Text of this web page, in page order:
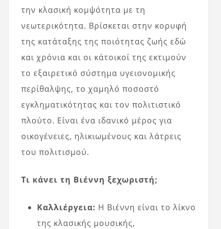
την κλασική κομψότητα με τη
νεωτερικότητα. Βρίσκεται στην κορυφή
της κατάταξης της ποιότητας ζωής εδώ
και χρόνια και οι κάτοικοί της εκτιμούν
το εξαιρετικό σύστημα υγειονομικής
περίθαλψης, το χαμηλό ποσοστό
εγκληματικότητας και τον πολιτιστικό
πλούτο. Είναι ένα ιδανικό μέρος για
οικογένειες, ηλικιωμένους και λάτρεις
του πολιτισμού.
Τι κάνει τη Βιέννη ξεχωριστή;
Καλλιέργεια: Η Βιέννη είναι το λίκνο
της κλασικής μουσικής,